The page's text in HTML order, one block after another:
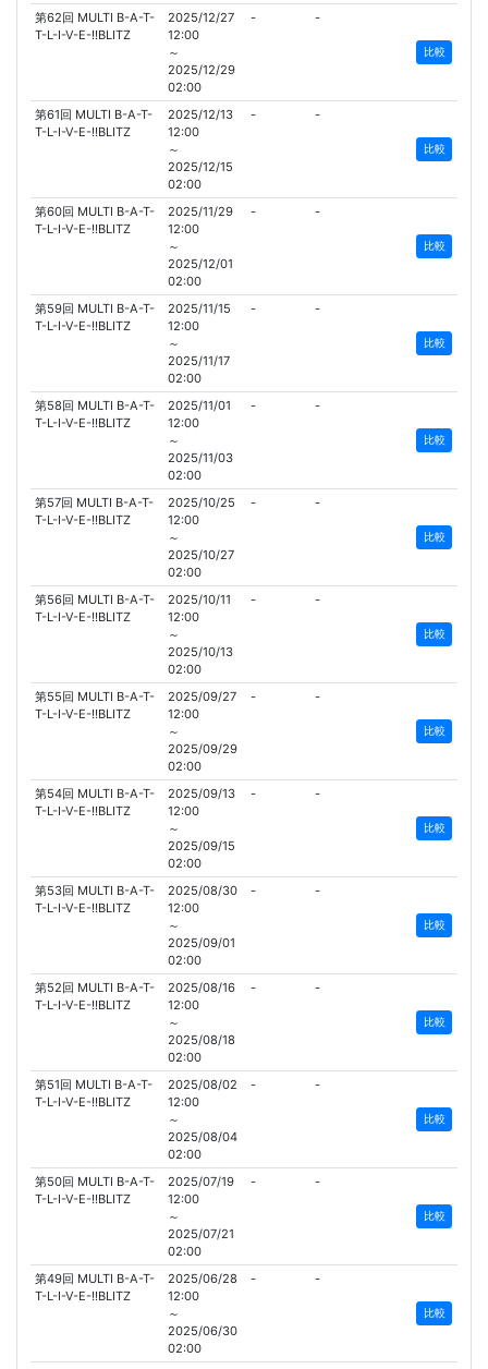
第62回 MULTI B-A-T-
T-L-I-V-E-!!BLITZ
2025/12/27
12:00
～
2025/12/29
02:00
- -
比較
第61回 MULTI B-A-T-
T-L-I-V-E-!!BLITZ
2025/12/13
12:00
～
2025/12/15
02:00
- -
比較
第60回 MULTI B-A-T-
T-L-I-V-E-!!BLITZ
2025/11/29
12:00
～
2025/12/01
02:00
- -
比較
第59回 MULTI B-A-T-
T-L-I-V-E-!!BLITZ
2025/11/15
12:00
～
2025/11/17
02:00
- -
比較
第58回 MULTI B-A-T-
T-L-I-V-E-!!BLITZ
2025/11/01
12:00
～
2025/11/03
02:00
- -
比較
第57回 MULTI B-A-T-
T-L-I-V-E-!!BLITZ
2025/10/25
12:00
～
2025/10/27
02:00
- -
比較
第56回 MULTI B-A-T-
T-L-I-V-E-!!BLITZ
2025/10/11
12:00
～
2025/10/13
02:00
- -
比較
第55回 MULTI B-A-T-
T-L-I-V-E-!!BLITZ
2025/09/27
12:00
～
2025/09/29
02:00
- -
比較
第54回 MULTI B-A-T-
T-L-I-V-E-!!BLITZ
2025/09/13
12:00
～
2025/09/15
02:00
- -
比較
第53回 MULTI B-A-T-
T-L-I-V-E-!!BLITZ
2025/08/30
12:00
～
2025/09/01
02:00
- -
比較
第52回 MULTI B-A-T-
T-L-I-V-E-!!BLITZ
2025/08/16
12:00
～
2025/08/18
02:00
- -
比較
第51回 MULTI B-A-T-
T-L-I-V-E-!!BLITZ
2025/08/02
12:00
～
2025/08/04
02:00
- -
比較
第50回 MULTI B-A-T-
T-L-I-V-E-!!BLITZ
2025/07/19
12:00
～
2025/07/21
02:00
- -
比較
第49回 MULTI B-A-T-
T-L-I-V-E-!!BLITZ
2025/06/28
12:00
～
2025/06/30
02:00
- -
比較